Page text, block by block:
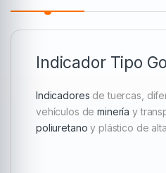
Indicador Tipo
Indicadores de tuercas,
vehículos deminería y
poliuretano y plástico de